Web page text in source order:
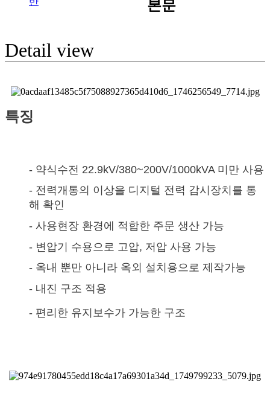
본문
Detail view
특징
- 약식수전 22.9kV/380~200V/1000kVA 미만 사용
- 전력개통의 이상을 디지털 전력 감시장치를 통
해 확인
- 사용현장 환경에 적합한 주문 생산 가능
- 변압기 수용으로 고압, 저압 사용 가능
- 옥내 뿐만 아니라 옥외 설치용으로 제작가능
- 내진 구조 적용
- 편리한 유지보수가 가능한 구조